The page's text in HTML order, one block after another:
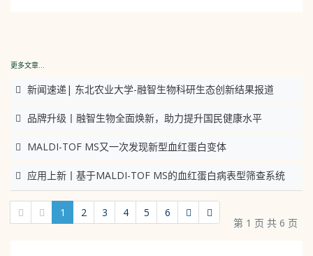
更多文章...
新闻速递| 东北农业大学-融智生物科研生态创新结果报道
品牌升级丨融智生物全面焕新，助力提升国民健康水平
MALDI-TOF MS又一次发现新型血红蛋白变体
应用上新丨基于MALDI-TOF MS的血红蛋白病表型筛查系统
第 1 页 共 6 页
1 2 3 4 5 6